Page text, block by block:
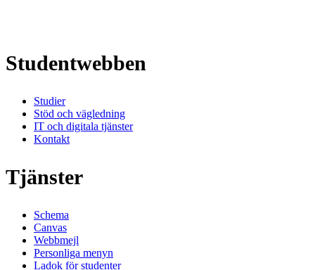
Studentwebben
Studier
Stöd och vägledning
IT och digitala tjänster
Kontakt
Tjänster
Schema
Canvas
Webbmejl
Personliga menyn
Ladok för studenter